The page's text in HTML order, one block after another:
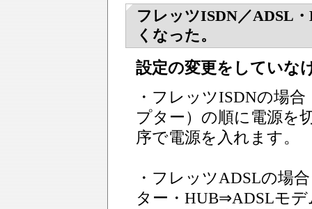
フレッツISDN／ADSL
くなった。
設定の変更をしていな
・フレッツISDNの場
プター）の順に電源を
序で電源を入れます。
・フレッツADSLの
ター・HUB⇒ADSLモ